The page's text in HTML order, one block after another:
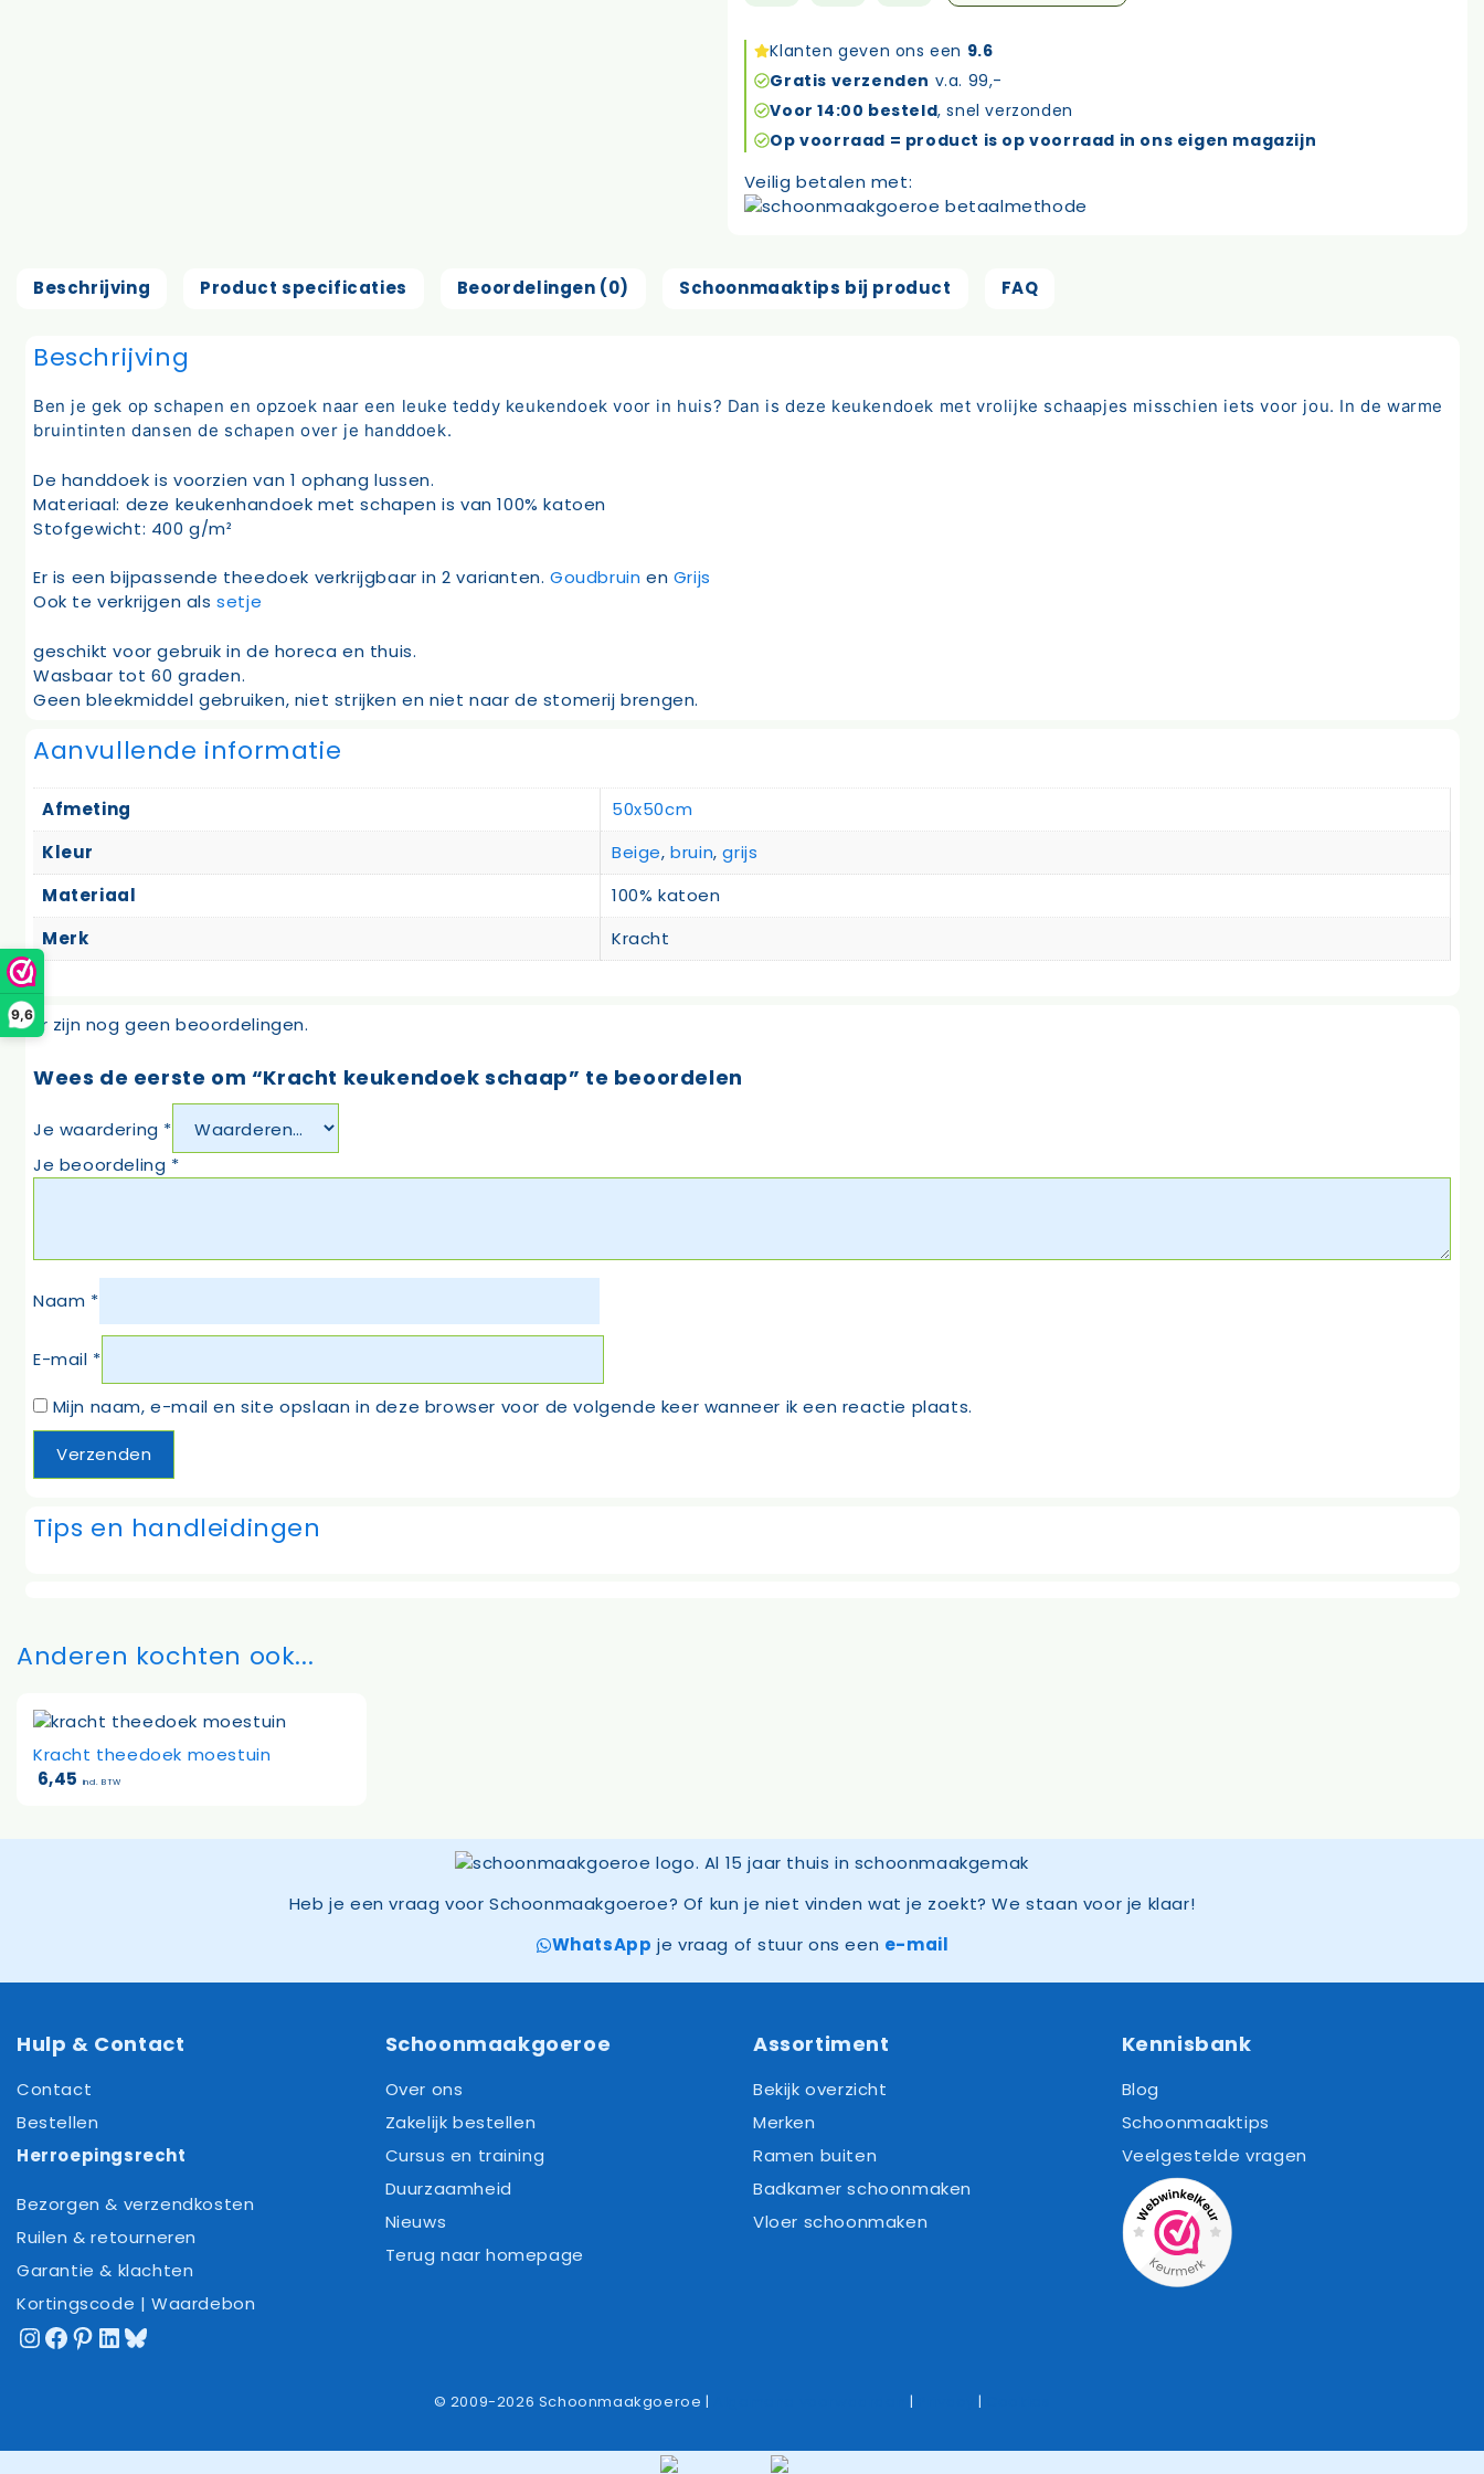
9,6
schaap
aantal
Klanten geven ons een 9.6
Gratis verzenden v.a. 99,-
Voor 14:00 besteld, snel verzonden
Op voorraad = product is op voorraad in ons eigen magazijn
Veilig betalen met:
Beschrijving Product specificaties Beoordelingen (0) Schoonmaaktips bij product FAQ
Beschrijving
Ben je gek op schapen en opzoek naar een leuke teddy keukendoek voor in huis? Dan is deze keukendoek met vrolijke schaapjes misschien iets voor jou. In de warme
bruintinten dansen de schapen over je handdoek.
De handdoek is voorzien van 1 ophang lussen.
Materiaal: deze keukenhandoek met schapen is van 100% katoen
Stofgewicht: 400 g/m²
Er is een bijpassende theedoek verkrijgbaar in 2 varianten.Goudbruin en Grijs
Ook te verkrijgen alssetje
geschikt voor gebruik in de horeca en thuis.
Wasbaar tot 60 graden.
Geen bleekmiddel gebruiken, niet strijken en niet naar de stomerij brengen.
Aanvullende informatie
Afmeting
50x50cm
Kleur
Beige,bruin,grijs
Materiaal
100% katoen
Merk
Kracht
Er zijn nog geen beoordelingen.
Wees de eerste om “Kracht keukendoek schaap” te beoordelen
Je waardering *
Je beoordeling *
Naam *
E-mail *
Mijn naam, e-mail en site opslaan in deze browser voor de volgende keer wanneer ik een reactie plaats.
Tips en handleidingen
Anderen kochten ook...
Kracht theedoek moestuin
6,45 incl. BTW
Heb je een vraag voor Schoonmaakgoeroe? Of kun je niet vinden wat je zoekt? We staan voor je klaar!
WhatsApp je vraag of stuur ons een e-mail
Hulp & Contact
Contact
Bestellen
Herroepingsrecht
Bezorgen & verzendkosten
Ruilen & retourneren
Garantie & klachten
Kortingscode | Waardebon
Instagram
Facebook
Pinterest
LinkedIn
Bluesky
Schoonmaakgoeroe
Over ons
Zakelijk bestellen
Cursus en training
Duurzaamheid
Nieuws
Terug naar homepage
Assortiment
Bekijk overzicht
Merken
Ramen buiten
Badkamer schoonmaken
Vloer schoonmaken
Kennisbank
Blog
Schoonmaaktips
Veelgestelde vragen
© 2009-2026 Schoonmaakgoeroe | | |